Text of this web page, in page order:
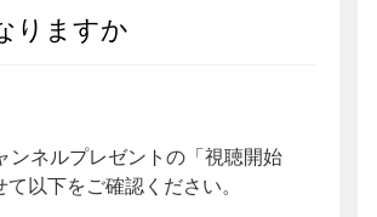
りますか
ンネルプレゼントの「視聴開始
て以下をご確認ください。